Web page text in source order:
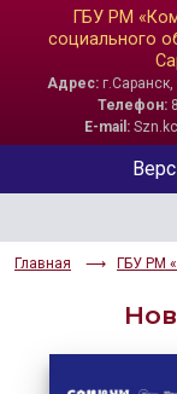
ГБУ РМ
социального
Адрес:
Телефон:
E-mail:
Главная ГБУ РМ